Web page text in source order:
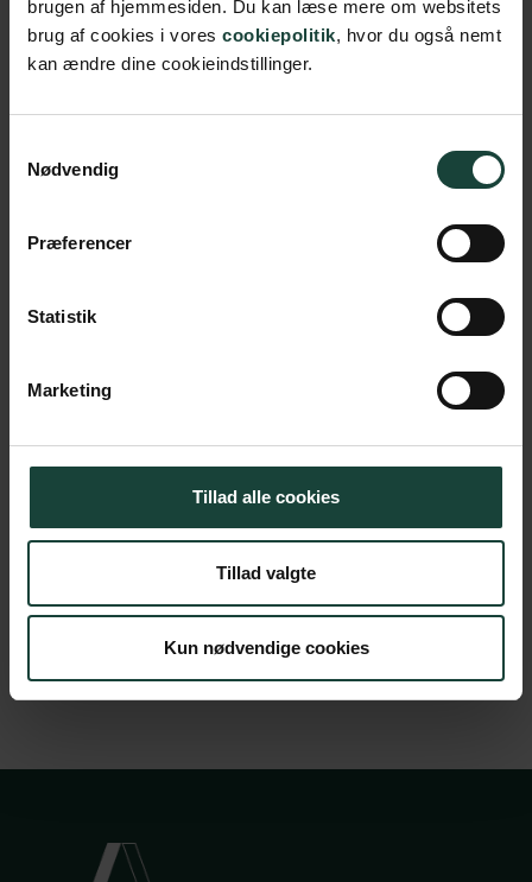
brugen af hjemmesiden. Du kan læse mere om websitets
brug af cookies i vores cookiepolitik, hvor du også nemt
kan ændre dine cookieindstillinger.
Nødvendig
Præferencer
Statistik
Marketing
Tillad alle cookies
Tillad valgte
Kun nødvendige cookies
stå frem, men de sande helte glemte vi ofte at hylde.
Køb billet
Tid